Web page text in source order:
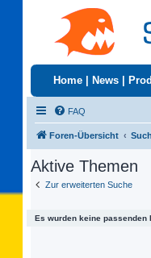
Home News
FAQ
Foren-Übersicht
Aktive Themen
Zur erweiterten Suche
Es wurden keine passenden